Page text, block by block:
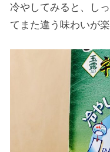
冷やしてみると、し
てまた違う味わいが楽